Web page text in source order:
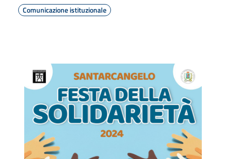
Comunicazione istituzionale